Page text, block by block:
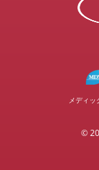
メディッ
©